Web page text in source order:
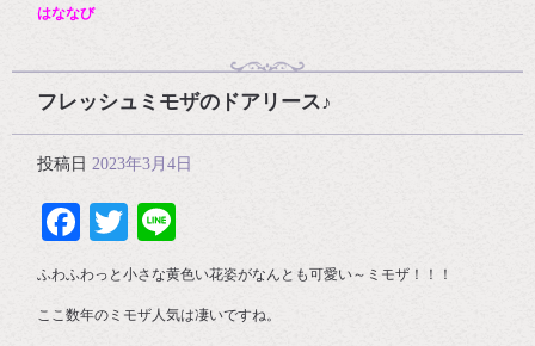
はななび
フレッシュミモザのドアリース♪
投稿日 2023年3月4日
Facebook
Twitter
ふわふわっと小さな黄色い花姿がなんとも可愛い～ミモザ！！！
ここ数年のミモザ人気は凄いですね。